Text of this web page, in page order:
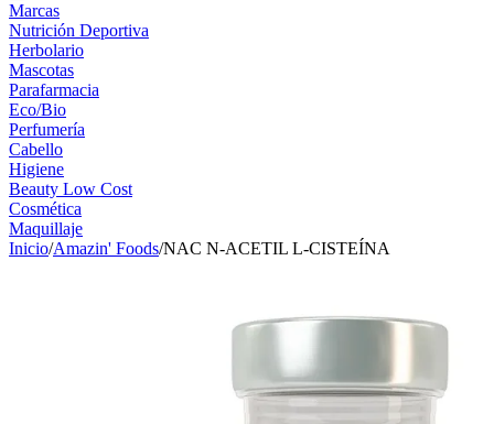
Marcas
Nutrición Deportiva
Herbolario
Mascotas
Parafarmacia
Eco/Bio
Perfumería
Cabello
Higiene
Beauty Low Cost
Cosmética
Maquillaje
Inicio/Amazin' Foods/NAC N-ACETIL L-CISTEÍNA